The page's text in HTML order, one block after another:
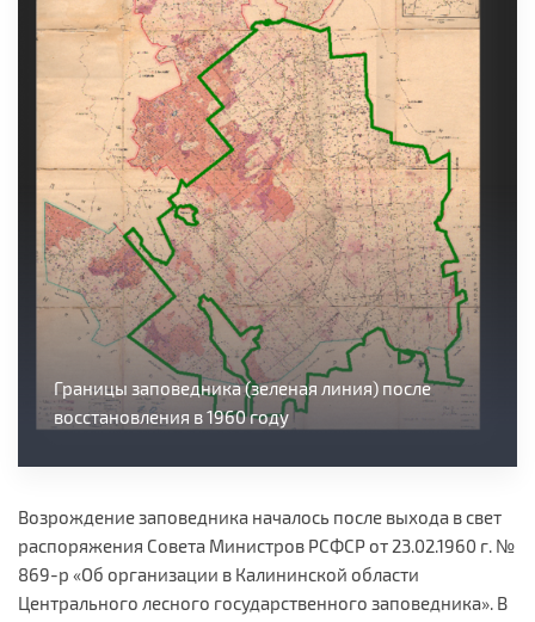
Границы заповедника (зеленая линия) после
восстановления в 1960 году
Возрождение заповедника началось после выхода в свет
распоряжения Совета Министров РСФСР от 23.02.1960 г. №
869-р «Об организации в Калининской области
Центрального лесного государственного заповедника». В